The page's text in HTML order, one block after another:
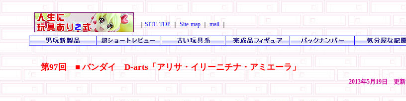
SITE-TOP Site-map mail｜
第97回 ■ バンダイ D-arts「アリサ・イリーニチナ・アミエーラ」
2013年5月19日 更新